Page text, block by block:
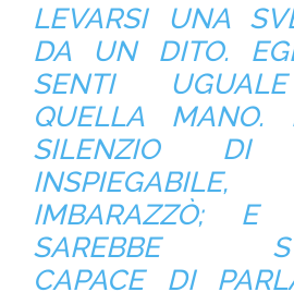
LEVARSI UNA
DA UN DITO.
SENTI
QUELLA
SILENZIO DI
IMBARAZZÒ; E
SAREBBE
CAPACE DI